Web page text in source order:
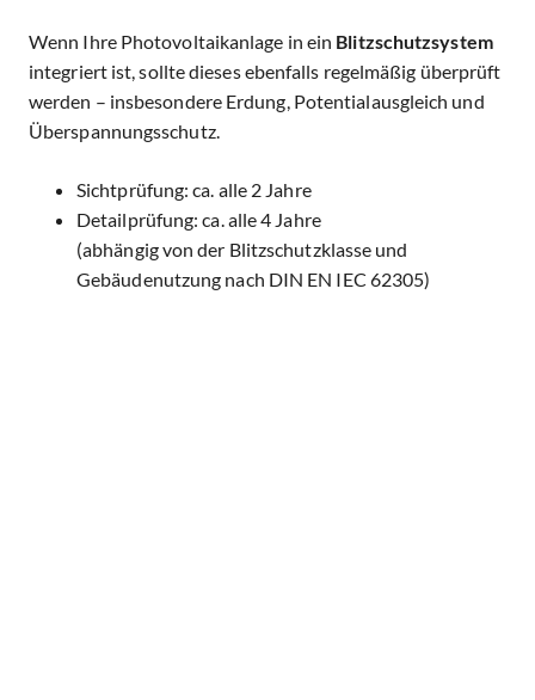
Wenn Ihre Photovoltaikanlage in ein Blitzschutzsystem
integriert ist, sollte dieses ebenfalls regelmäßig überprüft
werden – insbesondere Erdung, Potentialausgleich und
Überspannungsschutz.
Sichtprüfung: ca. alle 2 Jahre
Detailprüfung: ca. alle 4 Jahre
(abhängig von der Blitzschutzklasse und
Gebäudenutzung nach DIN EN IEC 62305)